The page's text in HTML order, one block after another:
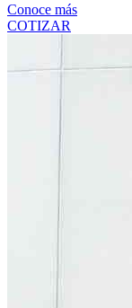
Conoce más
COTIZAR